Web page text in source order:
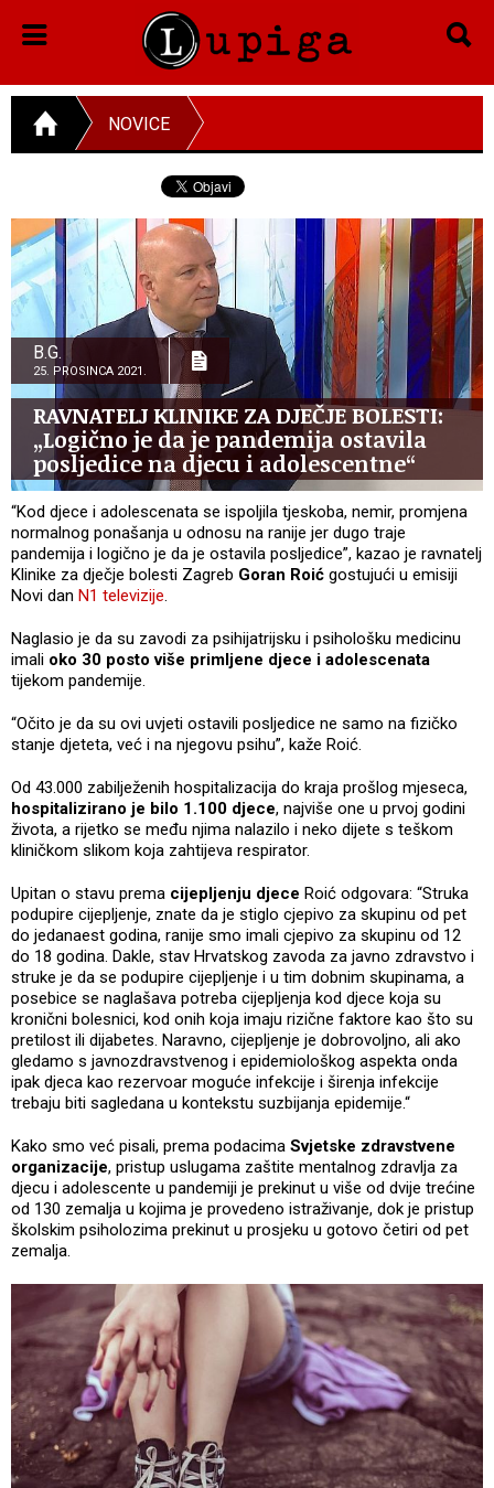
NOVICE
B.G.
25. PROSINCA 2021.
RAVNATELJ KLINIKE ZA DJEČJE BOLESTI:
„Logično je da je pandemija ostavila
posljedice na djecu i adolescentne“
“Kod djece i adolescenata se ispoljila tjeskoba, nemir, promjena
normalnog ponašanja u odnosu na ranije jer dugo traje
pandemija i logično je da je ostavila posljedice”, kazao je ravnatelj
Klinike za dječje bolesti Zagreb Goran Roić gostujući u emisiji
Novi dan N1 televizije.
Naglasio je da su zavodi za psihijatrijsku i psihološku medicinu
imali oko 30 posto više primljene djece i adolescenata
tijekom pandemije.
“Očito je da su ovi uvjeti ostavili posljedice ne samo na fizičko
stanje djeteta, već i na njegovu psihu”, kaže Roić.
Od 43.000 zabilježenih hospitalizacija do kraja prošlog mjeseca,
hospitalizirano je bilo 1.100 djece, najviše one u prvoj godini
života, a rijetko se među njima nalazilo i neko dijete s teškom
kliničkom slikom koja zahtijeva respirator.
Upitan o stavu prema cijepljenju djece Roić odgovara: “Struka
podupire cijepljenje, znate da je stiglo cjepivo za skupinu od pet
do jedanaest godina, ranije smo imali cjepivo za skupinu od 12
do 18 godina. Dakle, stav Hrvatskog zavoda za javno zdravstvo i
struke je da se podupire cijepljenje i u tim dobnim skupinama, a
posebice se naglašava potreba cijepljenja kod djece koja su
kronični bolesnici, kod onih koja imaju rizične faktore kao što su
pretilost ili dijabetes. Naravno, cijepljenje je dobrovoljno, ali ako
gledamo s javnozdravstvenog i epidemiološkog aspekta onda
ipak djeca kao rezervoar moguće infekcije i širenja infekcije
trebaju biti sagledana u kontekstu suzbijanja epidemije.“
Kako smo već pisali, prema podacima Svjetske zdravstvene
organizacije, pristup uslugama zaštite mentalnog zdravlja za
djecu i adolescente u pandemiji je prekinut u više od dvije trećine
od 130 zemalja u kojima je provedeno istraživanje, dok je pristup
školskim psiholozima prekinut u prosjeku u gotovo četiri od pet
zemalja.